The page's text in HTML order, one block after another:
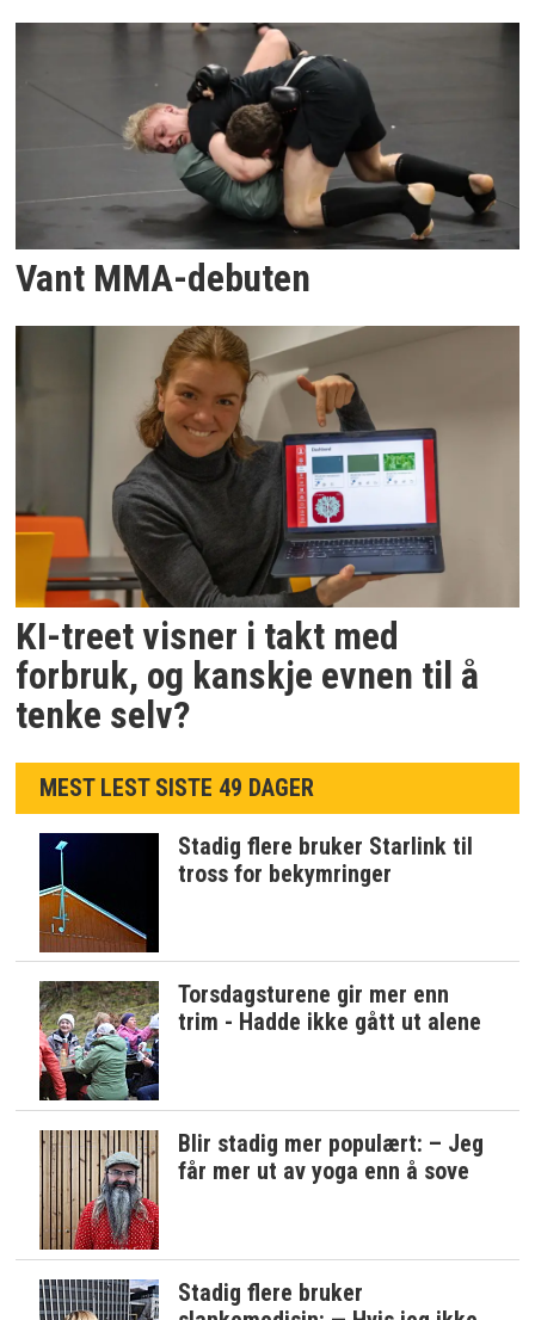
Vant MMA-debuten
KI-treet visner i takt med
forbruk, og kanskje evnen til å
tenke selv?
MEST LEST SISTE 49 DAGER
Stadig flere bruker Starlink til
tross for bekymringer
Torsdagsturene gir mer enn
trim - Hadde ikke gått ut alene
Blir stadig mer populært: – Jeg
får mer ut av yoga enn å sove
Stadig flere bruker